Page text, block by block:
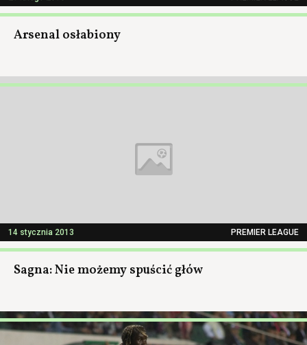
Arsenal osłabiony
14 stycznia 2013 PREMIER LEAGUE
Sagna: Nie możemy spuścić głów